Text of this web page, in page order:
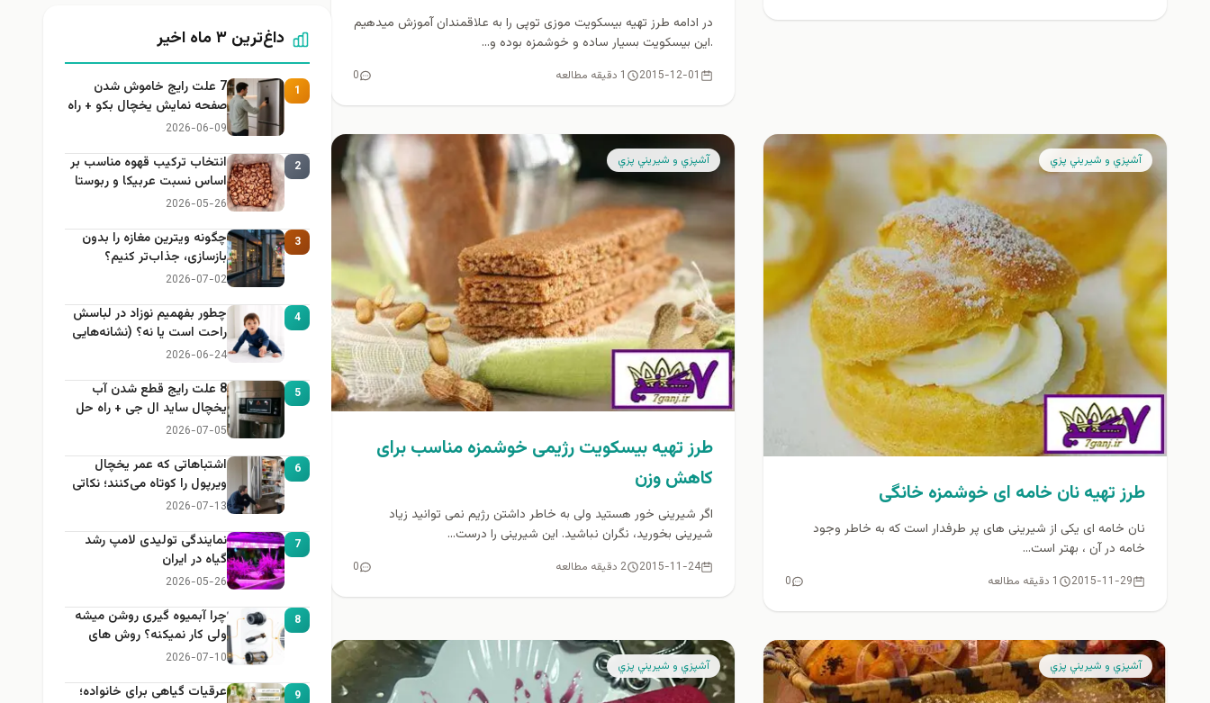
در ادامه طرز تهیه بیسکویت موزی توپی را به علاقمندان آموزش میدهیم
.این بیسکویت بسیار ساده و خوشمزه بوده و...
2015-12-01 1 دقیقه مطالعه 0
آشپزي و شيريني پزي
طرز تهیه نان خامه ای خوشمزه خانگی
نان خامه ای یکی از شیرینی های پر طرفدار است که به خاطر وجود
خامه در آن ، بهتر است...
2015-11-29 1 دقیقه مطالعه 0
آشپزي و شيريني پزي
طرز تهیه بیسکویت رژیمی خوشمزه مناسب برای
کاهش وزن
اگر شیرینی خور هستید ولی به خاطر داشتن رژیم نمی توانید زیاد
شیرینی بخورید، نگران نباشید. این شیرینی را درست...
2015-11-24 2 دقیقه مطالعه 0
آشپزي و شيريني پزي آشپزي و شيريني پزي
داغ‌ترین ۳ ماه اخیر
1
7 علت رایج خاموش شدن
صفحه نمایش یخچال بکو + راه
حل
2026-06-09
2
انتخاب ترکیب قهوه مناسب بر
اساس نسبت عربیکا و ربوستا
2026-05-26
3
چگونه ویترین مغازه را بدون
بازسازی، جذاب‌تر کنیم؟
2026-07-02
4
چطور بفهمیم نوزاد در لباسش
راحت است یا نه؟ (نشانه‌هایی
که هر مادر باید بداند)
2026-06-24
5
8 علت رایج قطع شدن آب
یخچال ساید ال جی + راه حل
2026-07-05
6
اشتباهاتی که عمر یخچال
ویرپول را کوتاه می‌کنند؛ نکاتی
که باید بدانید
2026-07-13
7
نمایندگی تولیدی لامپ رشد
گیاه در ایران
2026-05-26
8
چرا آبمیوه گیری روشن میشه
ولی کار نمیکنه؟ روش های
عیب یابی
2026-07-10
9
عرقیات گیاهی برای خانواده؛